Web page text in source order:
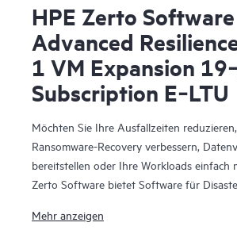
HPE Zerto Software
Advanced
1 VM Expansion
Subscription E‑LTU
Möchten Sie Ihre Ausfallzeiten
Ransomware-Recovery verbessern,
bereitstellen oder Ihre Workloads einfach
Zerto Software bietet Software für
und Cloud-Umgebungen. HPE Zerto
Mehr anzeigen